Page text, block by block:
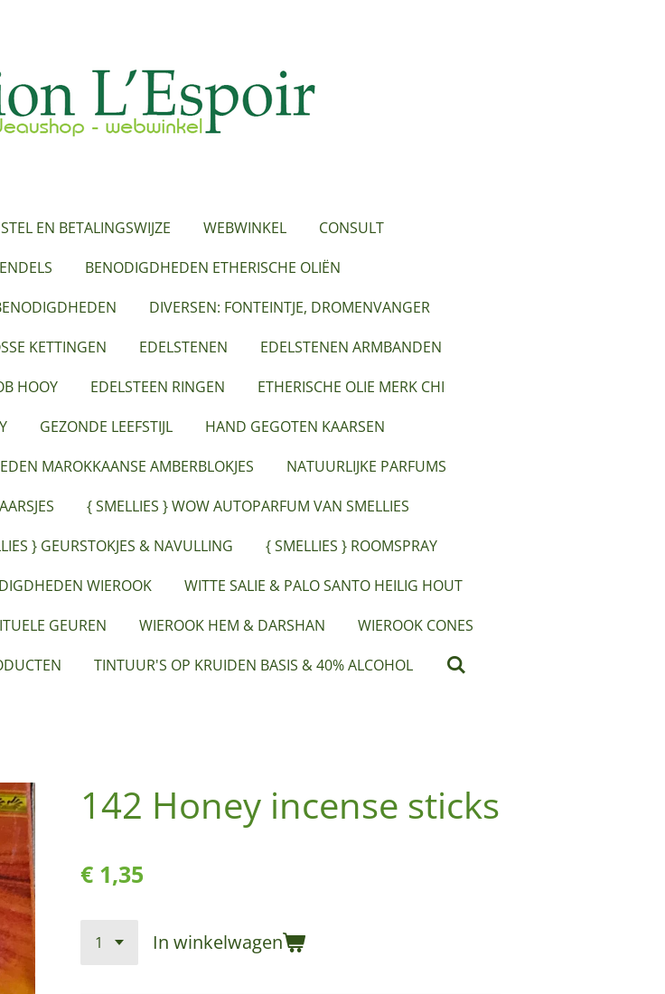
EN BETALINGSWIJZE WEBWINKEL
CONSULT
BENODIGDHEDEN ETHERISCHE OLIËN
DIVERSEN: FONTEINTJE, DROMENVANGER
KETTINGEN EDELSTENEN
EDELSTENEN ARMBANDEN
HOOY EDELSTEEN RINGEN
ETHERISCHE OLIE MERK CHI
GEZONDE LEEFSTIJL
HAND GEGOTEN KAARSEN
MAROKKAANSE AMBERBLOKJES
NATUURLIJKE PARFUMS
{ SMELLIES } WOW AUTOPARFUM VAN SMELLIES
} GEURSTOKJES & NAVULLING
{ SMELLIES } ROOMSPRAY
WIEROOK
WITTE SALIE & PALO SANTO HEILIG HOUT
GEUREN WIEROOK HEM & DARSHAN
WIEROOK CONES
TINTUUR'S OP KRUIDEN BASIS & 40% ALCOHOL
142 Honey incense sticks
€ 1,35
In winkelwagen